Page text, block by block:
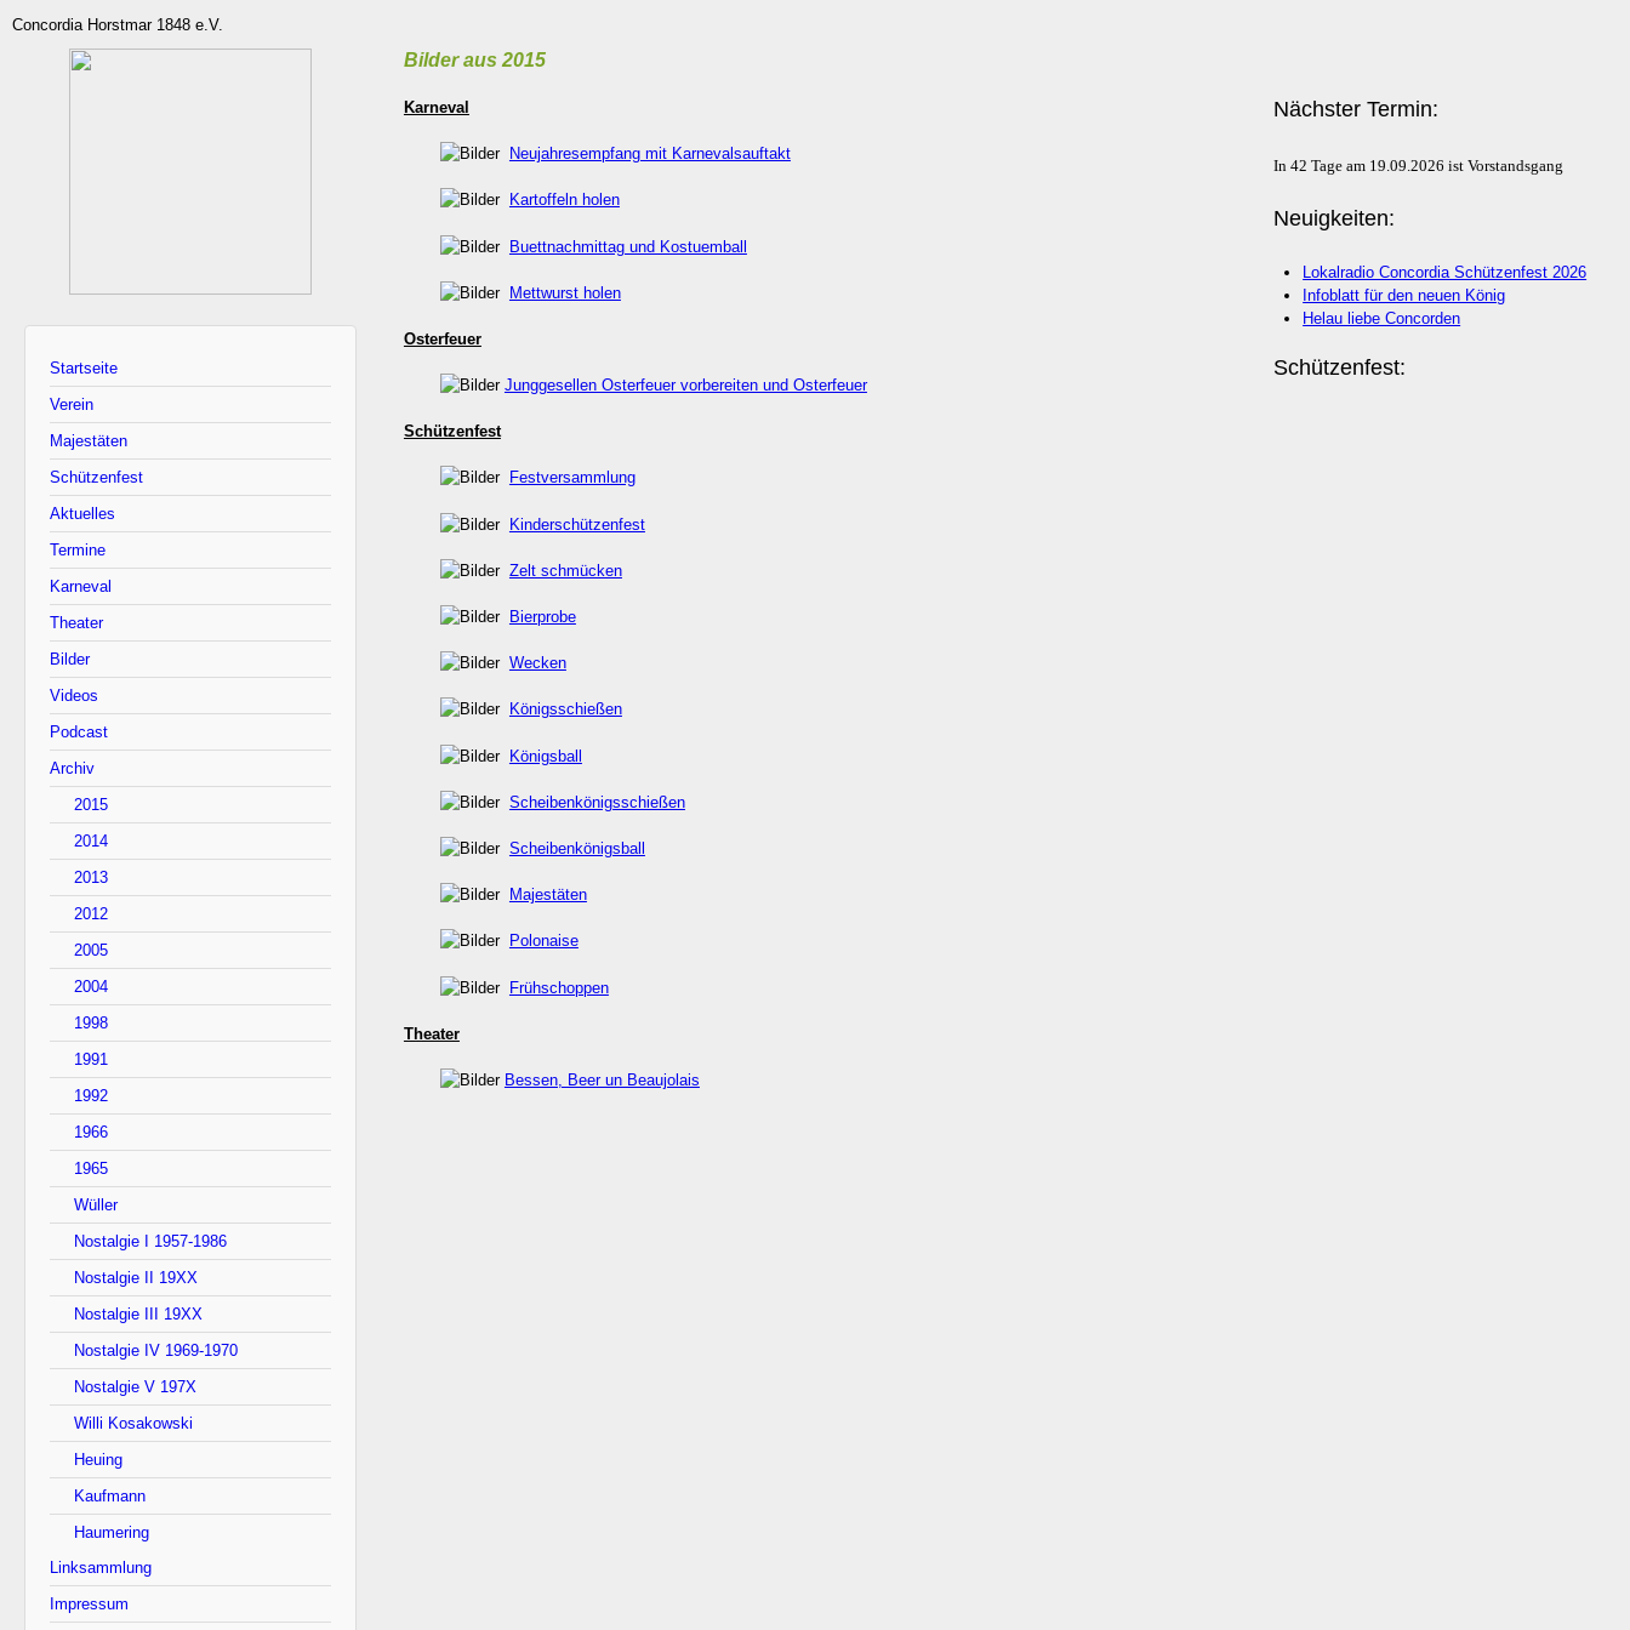
Concordia Horstmar 1848 e.V.
Startseite
Verein
Majestäten
Schützenfest
Aktuelles
Termine
Karneval
Theater
Bilder
Videos
Podcast
Archiv
2015
2014
2013
2012
2005
2004
1998
1991
1992
1966
1965
Wüller
Nostalgie I 1957-1986
Nostalgie II 19XX
Nostalgie III 19XX
Nostalgie IV 1969-1970
Nostalgie V 197X
Willi Kosakowski
Heuing
Kaufmann
Haumering
Linksammlung
Impressum
Bilder aus 2015
Karneval
Neujahresempfang mit Karnevalsauftakt
Kartoffeln holen
Buettnachmittag und Kostuemball
Mettwurst holen
Osterfeuer
Junggesellen Osterfeuer vorbereiten und Osterfeuer
Schützenfest
Festversammlung
Kinderschützenfest
Zelt schmücken
Bierprobe
Wecken
Königsschießen
Königsball
Scheibenkönigsschießen
Scheibenkönigsball
Majestäten
Polonaise
Frühschoppen
Theater
Bessen, Beer un Beaujolais
Nächster Termin:
In 42 Tage am 19.09.2026 ist Vorstandsgang
Neuigkeiten:
Lokalradio Concordia Schützenfest 2026
Infoblatt für den neuen König
Helau liebe Concorden
Schützenfest: